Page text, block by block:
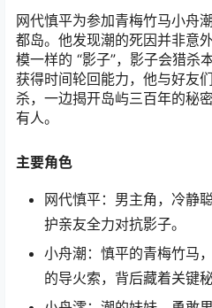
网代慎平为参加青梅竹马小舟
都岛。他发现潮的死因并非意
模一样的 “影子”，影子会猎杀
获得时间轮回能力，他与好友
杀，一边揭开岛屿三百年的秘
有人。
主要角色
网代慎平：男主角，冷静
护亲友全力对抗影子。
小舟潮：慎平的青梅竹马
的导火索，背后藏着关键秘